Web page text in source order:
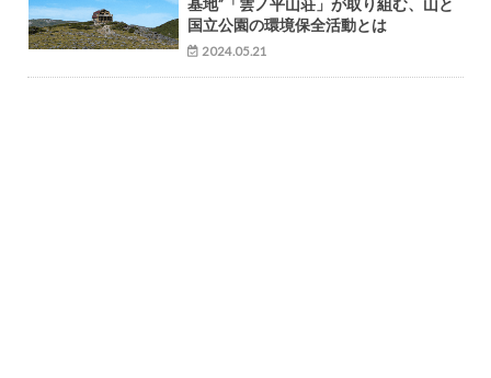
基地”「雲ノ平山荘」が取り組む、山と
国立公園の環境保全活動とは
2024.05.21